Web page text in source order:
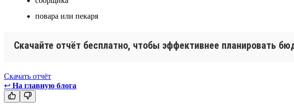
повара или пекаря
Скачайте отчёт бесплатно, чтобы эффективнее планировать
Скачать отчёт
↩ На главную блога